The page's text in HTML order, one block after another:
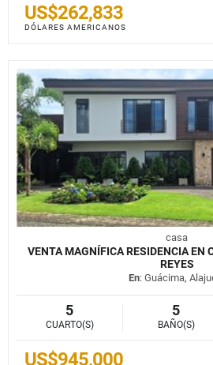
US$262,833
DÓLARES AMERICANOS
casa
VENTA MAGNÍFICA RESIDENCIA EN
REYES
En: Guácima,
5
CUARTO(S)
5
BAÑO(S)
US$945,000